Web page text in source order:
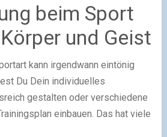
beim Sport
und Geist
kann irgendwann eintönig
Du Dein individuelles
gestalten oder verschiedene
einbauen. Das hat viele